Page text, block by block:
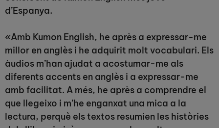
d’Espanya.
«Amb Kumon English, he après a expressar-me
millor en anglès i he adquirit molt vocabulari. Els
àudios m’han ajudat a acostumar-me als
diferents accents en anglès i a expressar-me
amb facilitat. A més, he après a comprendre el
que llegeixo i m’he enganxat una mica a la
lectura, perquè els textos resumien les històries